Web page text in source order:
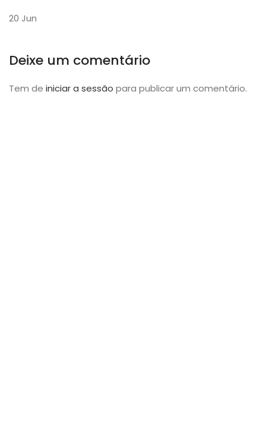
20 Jun
Deixe um comentário
Tem de iniciar a sessão para publicar um comentário.